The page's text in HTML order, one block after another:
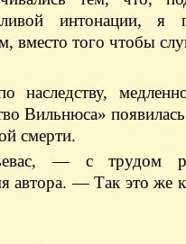
интонации, я
вместо того чтобы
наследству,
Вильнюса»
смерти.
— с трудом
автора. — Так это же